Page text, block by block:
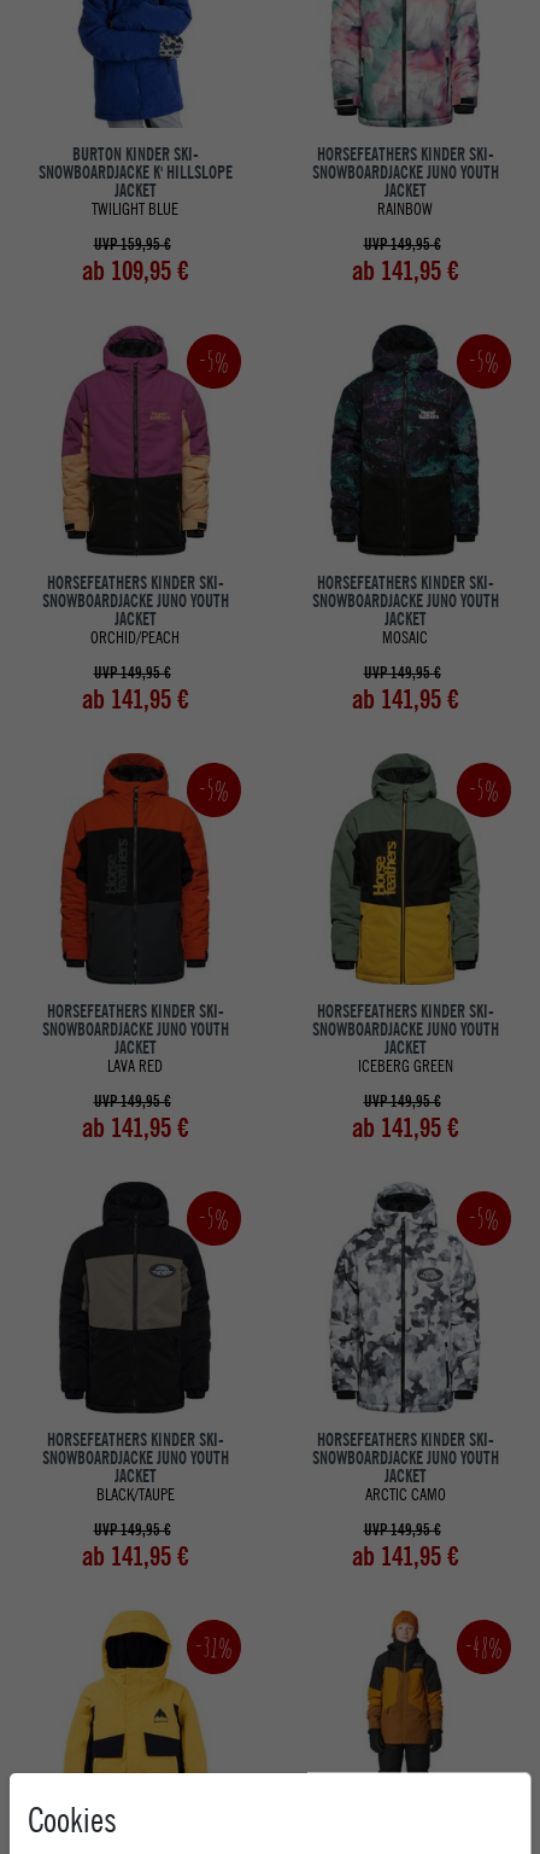
BURTON KINDER SKI-
SNOWBOARDJACKE K' HILLSLOPE
JACKET
TWILIGHT BLUE
UVP 159,95 €
ab 109,95 €
HORSEFEATHERS KINDER SKI-
SNOWBOARDJACKE JUNO YOUTH
JACKET
RAINBOW
UVP 149,95 €
ab 141,95 €
-5%
HORSEFEATHERS KINDER SKI-
SNOWBOARDJACKE JUNO YOUTH
JACKET
ORCHID/PEACH
UVP 149,95 €
ab 141,95 €
-5%
HORSEFEATHERS KINDER SKI-
SNOWBOARDJACKE JUNO YOUTH
JACKET
MOSAIC
UVP 149,95 €
ab 141,95 €
-5%
HORSEFEATHERS KINDER SKI-
SNOWBOARDJACKE JUNO YOUTH
JACKET
LAVA RED
UVP 149,95 €
ab 141,95 €
-5%
HORSEFEATHERS KINDER SKI-
SNOWBOARDJACKE JUNO YOUTH
JACKET
ICEBERG GREEN
UVP 149,95 €
ab 141,95 €
-5%
HORSEFEATHERS KINDER SKI-
SNOWBOARDJACKE JUNO YOUTH
JACKET
BLACK/TAUPE
UVP 149,95 €
ab 141,95 €
-5%
HORSEFEATHERS KINDER SKI-
SNOWBOARDJACKE JUNO YOUTH
JACKET
ARCTIC CAMO
UVP 149,95 €
ab 141,95 €
-31% -48%
Cookies